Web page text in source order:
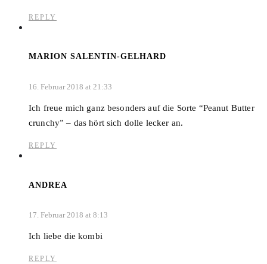
REPLY
MARION SALENTIN-GELHARD
16. Februar 2018 at 21:33
Ich freue mich ganz besonders auf die Sorte “Peanut Butter
crunchy” – das hört sich dolle lecker an.
REPLY
ANDREA
17. Februar 2018 at 8:13
Ich liebe die kombi
REPLY